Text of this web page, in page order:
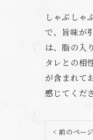
しゃぶしゃ
で、旨味が
は、脂の入
タレとの相
が含まれて
感じてくだ
< 前のページ